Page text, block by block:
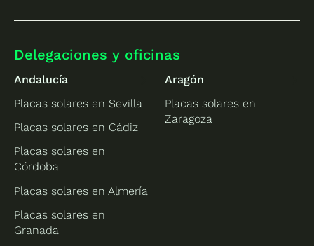
Delegaciones y oficinas
Andalucía
Placas solares en Sevilla
Placas solares en Cádiz
Placas solares en
Córdoba
Placas solares en Almería
Placas solares en
Granada
Aragón
Placas solares en
Zaragoza